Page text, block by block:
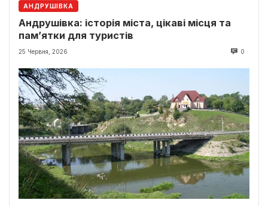
АНДРУШІВКА
Андрушівка: історія міста, цікаві місця та
пам’ятки для туристів
25 Червня, 2026 0